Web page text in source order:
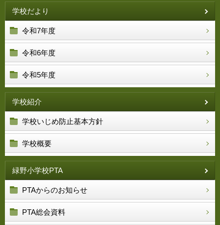
学校だより
令和7年度
令和6年度
令和5年度
学校紹介
学校いじめ防止基本方針
学校概要
緑野小学校PTA
PTAからのお知らせ
PTA総会資料